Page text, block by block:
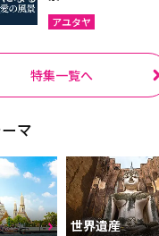
アユタヤ
特集一覧へ
マ
世界遺産